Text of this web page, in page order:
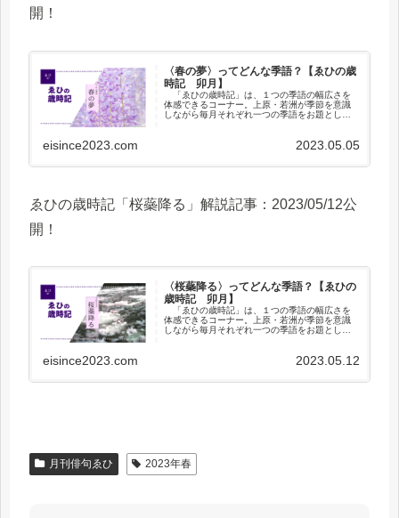
開！
〈春の夢〉ってどんな季語？【ゑひの歳
時記 卯月】
「ゑひの歳時記」は、１つの季語の幅広さを
体感できるコーナー。上原・若洲が季節を意識
しながら毎月それぞれ一つの季語をお題として
一般的な季語の説明しかされませ...
eisince2023.com 2023.05.05
ゑひの歳時記「桜蘂降る」解説記事：2023/05/12公
開！
〈桜蘂降る〉ってどんな季語？【ゑひの
歳時記 卯月】
「ゑひの歳時記」は、１つの季語の幅広さを
体感できるコーナー。上原・若洲が季節を意識
しながら毎月それぞれ一つの季語をお題として
一般的な季語の説明しかされませ...
eisince2023.com 2023.05.12
月刊俳句ゑひ 2023年春